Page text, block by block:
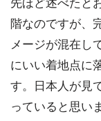
先ほど述べたと
階なのですが、
メージが混在し
にいい着地点に
す。日本人が見
っていると思い